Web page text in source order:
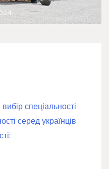
спеціальності
серед українців